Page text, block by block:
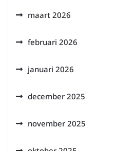
maart 2026
februari 2026
januari 2026
december 2025
november 2025